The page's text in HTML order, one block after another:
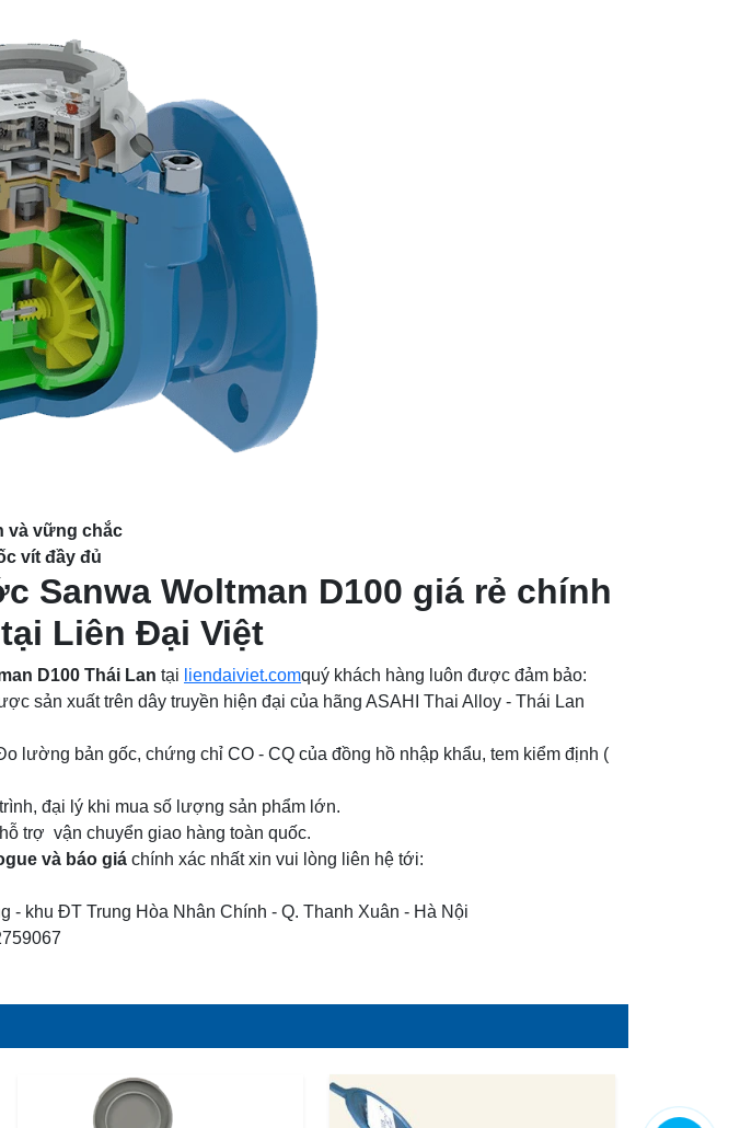
và vững chắc
vít đầy đủ
Sanwa Woltman D100 giá rẻ chính
Liên Đại Việt
D100 Thái Lan tại liendaiviet.comquý khách hàng luôn được đảm bảo:
sản xuất trên dây truyền hiện đại của hãng ASAHI Thai Alloy - Thái Lan
lường bản gốc, chứng chỉ CO - CQ của đồng hồ nhập khẩu, tem kiểm định (
đại lý khi mua số lượng sản phẩm lớn.
trợ vận chuyển giao hàng toàn quốc.
và báo giá chính xác nhất xin vui lòng liên hệ tới:
- khu ĐT Trung Hòa Nhân Chính - Q. Thanh Xuân - Hà Nội